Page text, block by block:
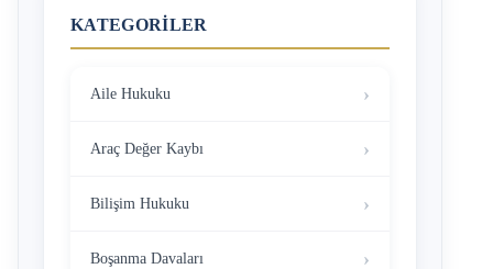
KATEGORILER
Aile Hukuku
Araç Değer Kaybı
Bilişim Hukuku
Boşanma Davaları